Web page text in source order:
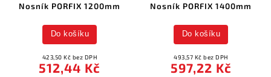
Nosník PORFIX 1200mm
423,50 Kč bez DPH
512,44 Kč
Do košíku
Nosník PORFIX 1400mm
493,57 Kč bez DPH
597,22 Kč
Do košíku